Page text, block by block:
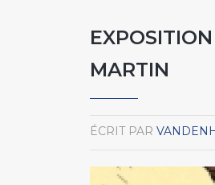
MARTIN
ÉCRIT PAR